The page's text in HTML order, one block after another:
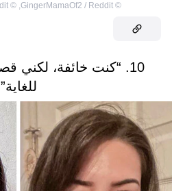
©
GingerMamaOf2 / Reddit
,
©
10. “كنت خائفة، لكني
للغاية”